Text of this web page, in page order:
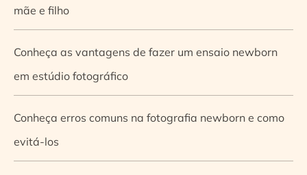
mãe e filho
Conheça as vantagens de fazer um ensaio newborn
em estúdio fotográfico
Conheça erros comuns na fotografia newborn e como
evitá-los